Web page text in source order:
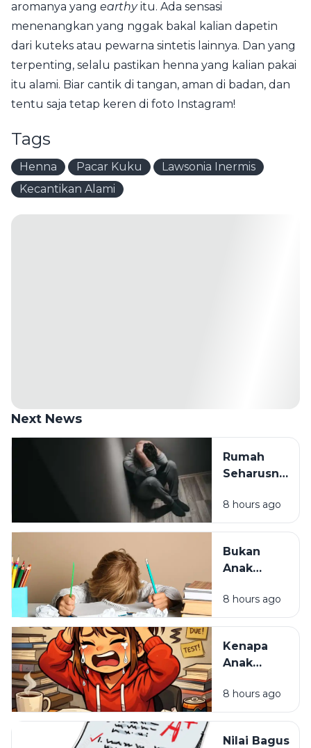
aromanya yang earthyitu. Ada sensasi
menenangkan yang nggak bakal kalian dapetin
dari kuteks atau pewarna sintetis lainnya. Dan yang
terpenting, selalu pastikan henna yang kalian pakai
itu alami. Biar cantik di tangan, aman di badan, dan
tentu saja tetap keren di foto Instagram!
Tags
Henna Pacar Kuku
Lawsonia Inermis
Kecantikan Alami
Next News
Rumah
Seharusnya
Tempat
Pulang,
Tempat
Paling
8 hours ago
Bukan
Anak
Mungkin
Cara
yang
Selama Ini
8 hours ago
Kenapa
Anak
Kehilangan
Semangat
8 hours ago
Nilai Bagus